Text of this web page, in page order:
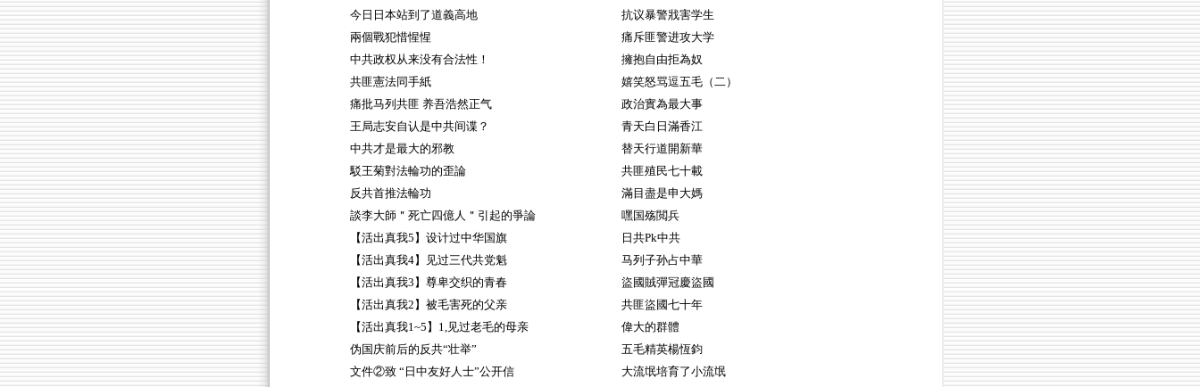
今日日本站到了道義高地
兩個戰犯惜惺惺
中共政权从来没有合法性！
共匪憲法同手紙
痛批马列共匪 养吾浩然正气
王局志安自认是中共间谍？
中共才是最大的邪教
駁王菊對法輪功的歪論
反共首推法輪功
談李大師＂死亡四億人＂引起的爭論
【活出真我5】设计过中华国旗
【活出真我4】见过三代共党魁
【活出真我3】尊卑交织的青春
【活出真我2】被毛害死的父亲
【活出真我1~5】1,见过老毛的母亲
伪国庆前后的反共“壮举”
文件②致 “日中友好人士”公开信
抗议暴警戕害学生
痛斥匪警进攻大学
擁抱自由拒為奴
嬉笑怒骂逗五毛（二）
政治實為最大事
青天白日滿香江
替天行道開新華
共匪殖民七十載
滿目盡是申大媽
嘿国殇閲兵
日共Pk中共
马列子孙占中華
盜國賊彈冠慶盜國
共匪盜國七十年
偉大的群體
五毛精英楊恆鈞
大流氓培育了小流氓